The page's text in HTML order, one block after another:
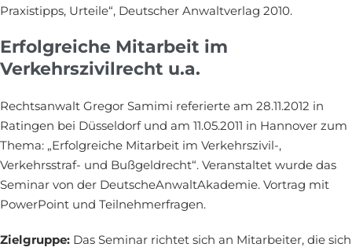
Praxistipps, Urteile“, Deutscher Anwaltverlag 2010.
Erfolgreiche Mitarbeit im
Verkehrszivilrecht u.a.
Rechtsanwalt Gregor Samimi referierte am 28.11.2012 in
Ratingen bei Düsseldorf und am 11.05.2011 in Hannover zum
Thema: „Erfolgreiche Mitarbeit im Verkehrszivil-,
Verkehrsstraf- und Bußgeldrecht“. Veranstaltet wurde das
Seminar von der DeutscheAnwaltAkademie. Vortrag mit
PowerPoint und Teilnehmerfragen.
Zielgruppe: Das Seminar richtet sich an Mitarbeiter, die sich